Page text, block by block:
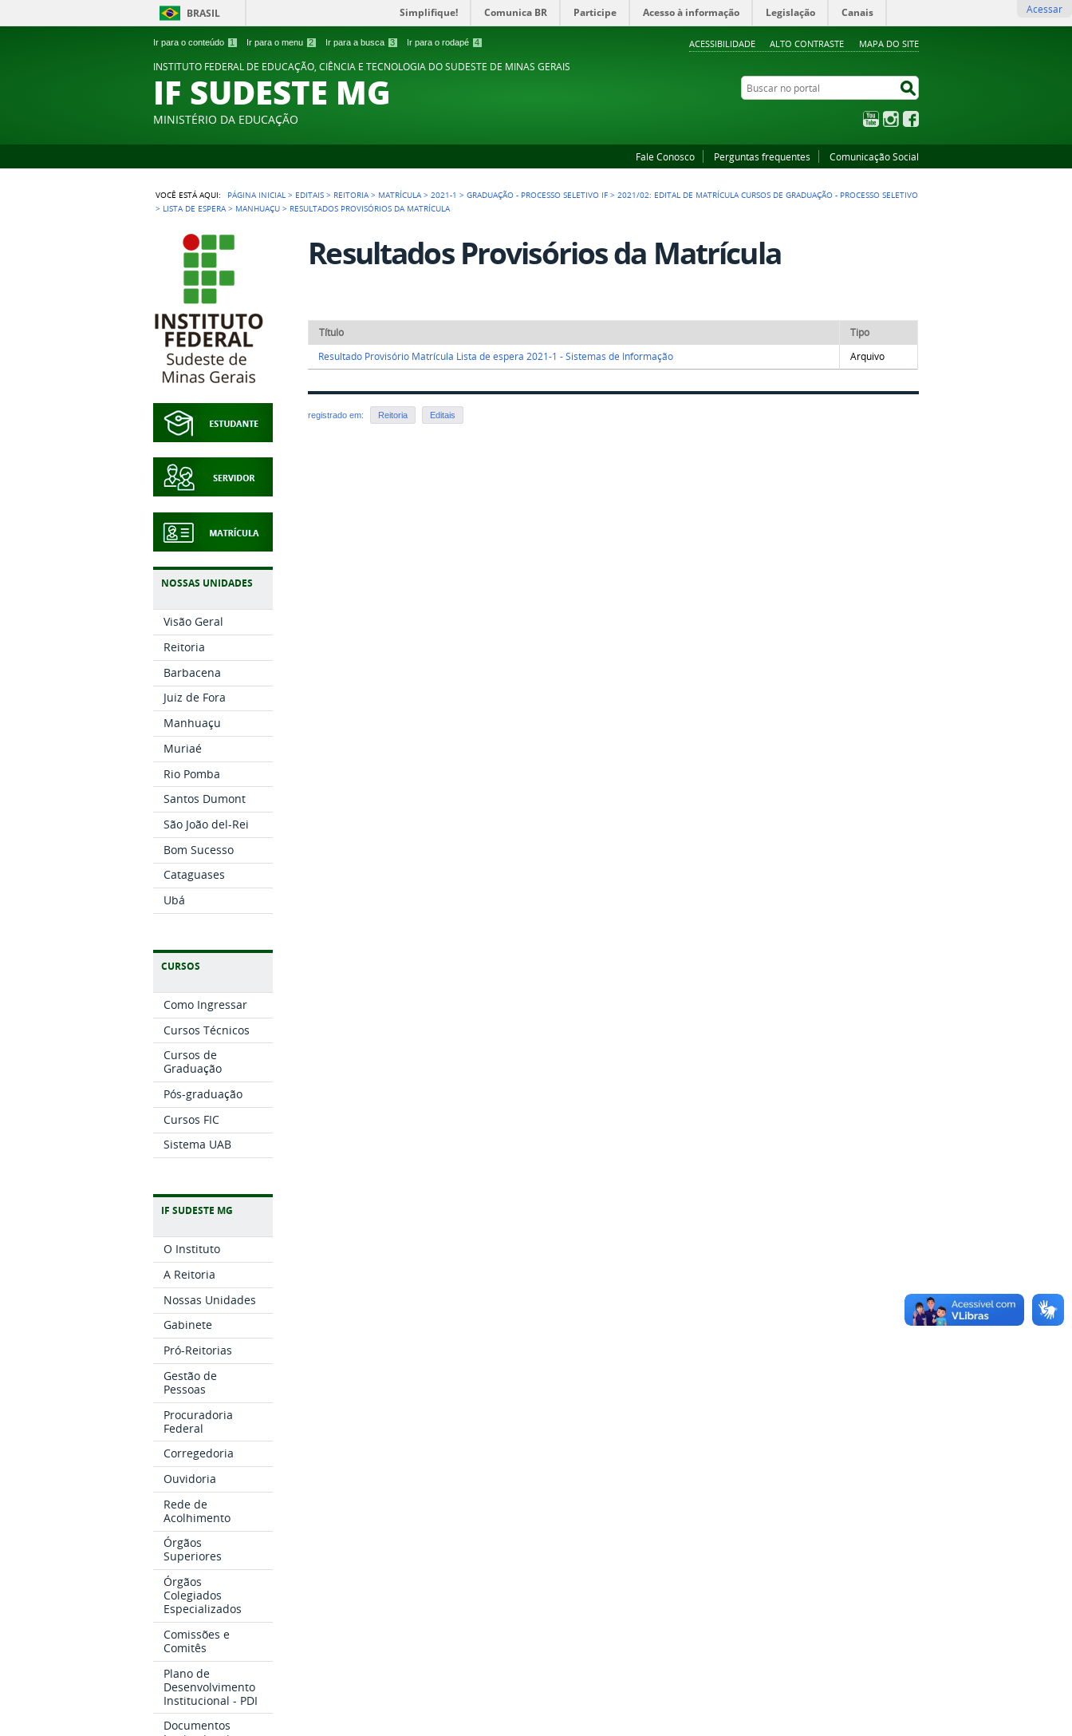
Ir para o conteúdo 1 Ir para o menu 2 Ir para a busca 3 Ir para o rodapé 4 ACESSIBILIDADE ALTO CONTRASTE MAPA DO SITE
BRASIL Simplifique! Comunica BR Participe Acesso à informação Legislação Canais Acessar
INSTITUTO FEDERAL DE EDUCAÇÃO, CIÊNCIA E TECNOLOGIA DO SUDESTE DE MINAS GERAIS
IF SUDESTE MG
MINISTÉRIO DA EDUCAÇÃO
Buscar no portal
YouTubeInstagram
Fale Conosco Perguntas frequentes Comunicação Social
VOCÊ ESTÁ AQUI: PÁGINA INICIAL > EDITAIS > REITORIA > MATRÍCULA >2021-1 >GRADUAÇÃO - PROCESSO SELETIVO IF >2021/02: EDITAL DE MATRÍCULA CURSOS DE GRADUAÇÃO - PROCESSO SELETIVO
> LISTA DE ESPERA > MANHUAÇU > RESULTADOS PROVISÓRIOS DA MATRÍCULA
NOSSAS UNIDADES
Visão Geral
Reitoria
Barbacena
Juiz de Fora
Manhuaçu
Muriaé
Rio Pomba
Santos Dumont
São João del-Rei
Bom Sucesso
Cataguases
Ubá
CURSOS
Como Ingressar
Cursos Técnicos
Cursos de
Graduação
Pós-graduação
Cursos FIC
Sistema UAB
IF SUDESTE MG
O Instituto
A Reitoria
Nossas Unidades
Gabinete
Pró-Reitorias
Gestão de
Pessoas
Procuradoria
Federal
Corregedoria
Ouvidoria
Rede de
Acolhimento
Órgãos
Superiores
Órgãos
Colegiados
Especializados
Comissões e
Comitês
Plano de
Desenvolvimento
Institucional - PDI
Documentos
Resultados Provisórios da Matrícula
Título
Tipo
Resultado Provisório Matrícula Lista de espera 2021-1 - Sistemas de Informação
Arquivo
registrado em: Reitoria Editais